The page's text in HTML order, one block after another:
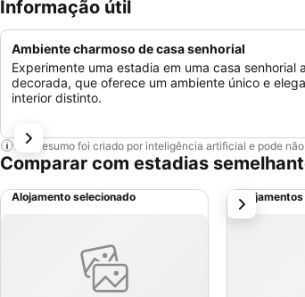
Informação útil
Ambiente charmoso de casa senhorial
Experimente uma estadia em uma casa senhorial
decorada, que oferece um ambiente único e
interior distinto.
Este resumo foi criado por inteligência artificial e pode
Comparar com estadias
Alojamento selecionado próximo